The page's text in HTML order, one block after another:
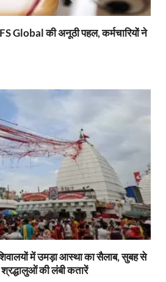
Global की अनूठी पहल, कर्मचारियों ने
में उमड़ा आस्था का सैलाब, सुबह से
श्रद्धालुओं की लंबी कतारें